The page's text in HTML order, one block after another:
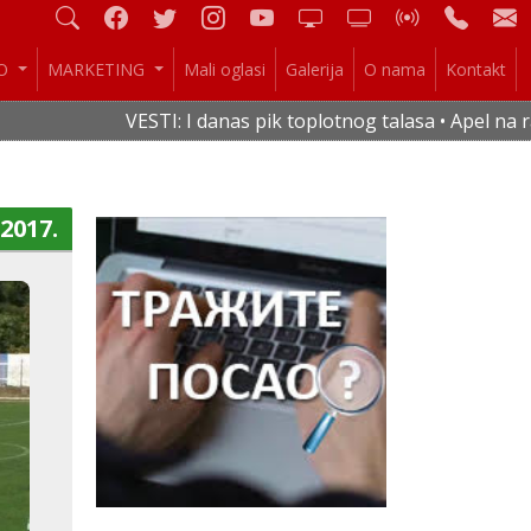
MARKETING Mali oglasi Galerija O nama Kontakt
VESTI: I danas pik toplotnog talasa • Apel na